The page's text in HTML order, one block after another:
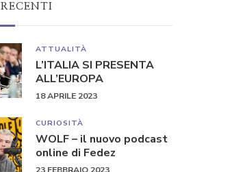
ATTUALITÀ
L’ITALIA SI PRESENTA
ALL’EUROPA
18 APRILE 2023
CURIOSITÀ
WOLF – il nuovo podcast
online di Fedez
23 FEBBRAIO 2023